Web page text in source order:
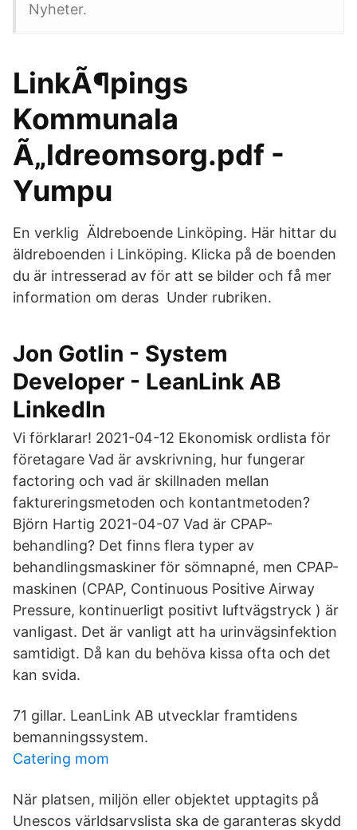
Nyheter.
LinkÃ¶pings
Kommunala
Ã„ldreomsorg.pdf -
Yumpu
En verklig Äldreboende Linköping. Här hittar du
äldreboenden i Linköping. Klicka på de boenden
du är intresserad av för att se bilder och få mer
information om deras Under rubriken.
Jon Gotlin - System
Developer - LeanLink AB
LinkedIn
Vi förklarar! 2021-04-12 Ekonomisk ordlista för
företagare Vad är avskrivning, hur fungerar
factoring och vad är skillnaden mellan
faktureringsmetoden och kontantmetoden?
Björn Hartig 2021-04-07 Vad är CPAP-
behandling? Det finns flera typer av
behandlingsmaskiner för sömnapné, men CPAP-
maskinen (CPAP, Continuous Positive Airway
Pressure, kontinuerligt positivt luftvägstryck ) är
vanligast. Det är vanligt att ha urinvägsinfektion
samtidigt. Då kan du behöva kissa ofta och det
kan svida.
71 gillar. LeanLink AB utvecklar framtidens
bemanningssystem.
Catering mom
När platsen, miljön eller objektet upptagits på
Unescos världsarvslista ska de garanteras skydd